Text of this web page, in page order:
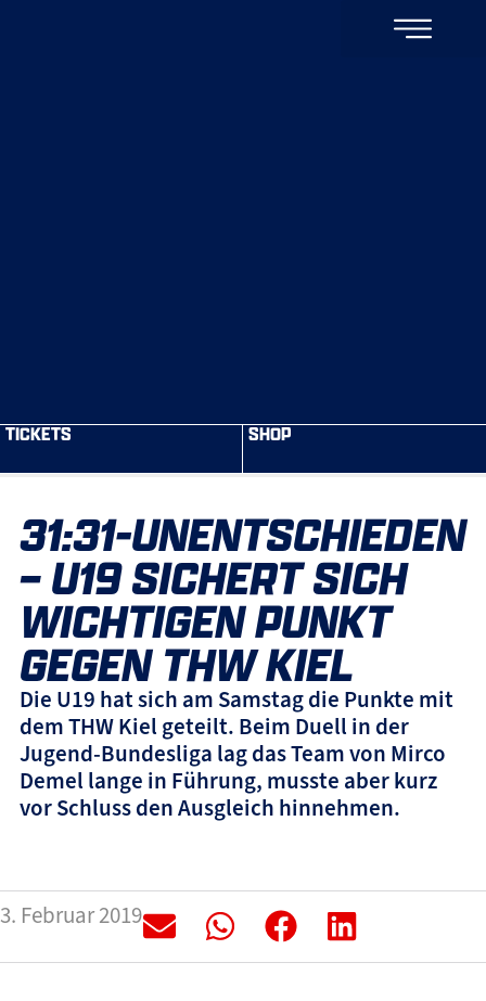
TICKETS SHOP
31:31-UNENTSCHIEDEN
– U19 SICHERT SICH
WICHTIGEN PUNKT
GEGEN THW KIEL
Die U19 hat sich am Samstag die Punkte mit
dem THW Kiel geteilt. Beim Duell in der
Jugend-Bundesliga lag das Team von Mirco
Demel lange in Führung, musste aber kurz
vor Schluss den Ausgleich hinnehmen.
3. Februar 2019